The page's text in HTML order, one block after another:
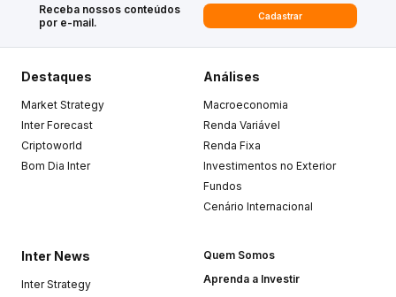
Receba nossos conteúdos
por e-mail.
Cadastrar
Destaques
Market Strategy
Inter Forecast
Criptoworld
Bom Dia Inter
Análises
Macroeconomia
Renda Variável
Renda Fixa
Investimentos no Exterior
Fundos
Cenário Internacional
Inter News
Inter Strategy
Quem Somos
Aprenda a Investir